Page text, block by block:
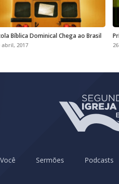
Bíblica Dominical Chega ao Brasil
abril, 2017
Sermões Podcasts